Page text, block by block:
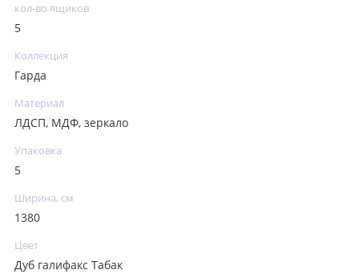
кол-во ящиков
5
Коллекция
Гарда
Материал
ЛДСП, МДФ, зеркало
Упаковка
5
Ширина, см
1380
Цвет
Дуб галифакс Табак